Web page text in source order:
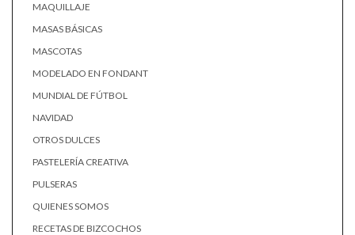
MAQUILLAJE
MASAS BÁSICAS
MASCOTAS
MODELADO EN FONDANT
MUNDIAL DE FÚTBOL
NAVIDAD
OTROS DULCES
PASTELERÍA CREATIVA
PULSERAS
QUIENES SOMOS
RECETAS DE BIZCOCHOS